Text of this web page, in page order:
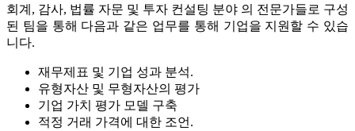
회계, 감사, 법률 자문 및 투자 컨설팅 분야 의 전문가들로 구성
된 팀을 통해 다음과 같은 업무를 통해 기업을 지원할 수 있습
니다.
재무제표 및 기업 성과 분석.
유형자산 및 무형자산의 평가
기업 가치 평가 모델 구축
적정 거래 가격에 대한 조언.